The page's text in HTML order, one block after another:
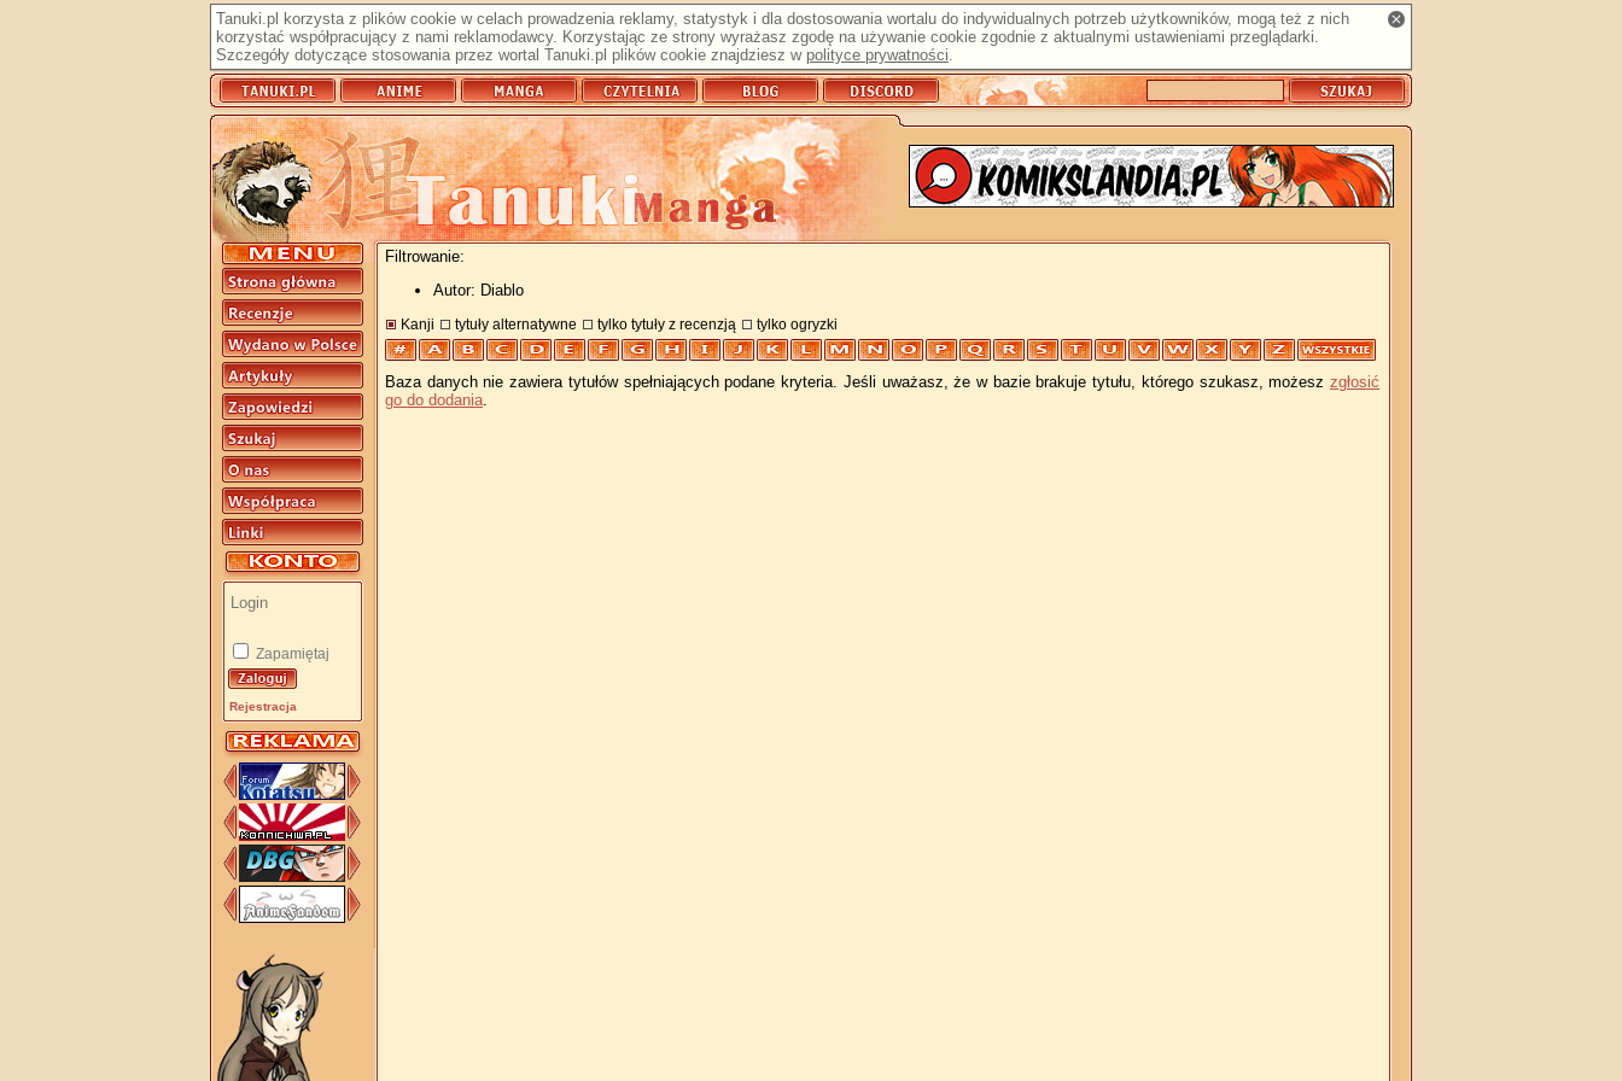
Tanuki.pl korzysta z plików cookie w celach prowadzenia reklamy, statystyk i dla dostosowania wortalu do indywidualnych potrzeb użytkowników, mogą też z nich
korzystać współpracujący z nami reklamodawcy. Korzystając ze strony wyrażasz zgodę na używanie cookie zgodnie z aktualnymi ustawieniami przeglądarki.
Szczegóły dotyczące stosowania przez wortal Tanuki.pl plików cookie znajdziesz w polityce prywatności.
Zapamiętaj
Rejestracja
Filtrowanie:
Autor: Diablo
Kanji tytuły alternatywne tylko tytuły z recenzją tylko ogryzki
Baza danych nie zawiera tytułów spełniających podane kryteria. Jeśli uważasz, że w bazie brakuje tytułu, którego szukasz, możesz zgłosić
go do dodania.